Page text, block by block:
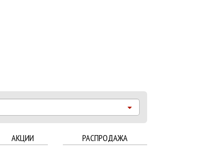
АКЦИИ РАСПРОДАЖА